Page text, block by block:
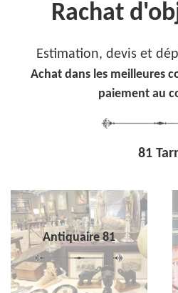
Rachat
Estimation, devis et
Achat dans les meilleures
paiement au
81
Antiquaire 81